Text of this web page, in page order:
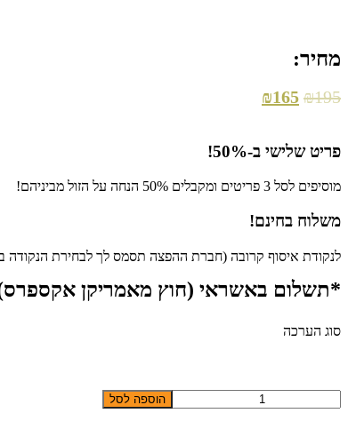
מחיר:
₪195
₪165
פריט שלישי ב-50%!
מוסיפים לסל 3 פריטים ומקבלים 50% הנחה על הזול מביניהם!
משלוח בחינם!
לנקודת איסוף קרובה (חברת ההפצה תסמס לך לבחירת הנקודה
*תשלום באשראי (חוץ מאמריקן אקספרס) ועד 3 תש׳, כרטיסי דירקט, פייפאל, ביט, פייבוקס או
סוג הערכה
של
הוספה לסל